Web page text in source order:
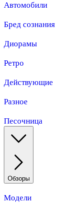
Автомобили
Бред сознания
Диорамы
Ретро
Действующие
Разное
Песочница
Обзоры
Модели